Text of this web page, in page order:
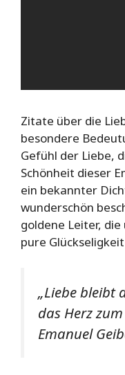
Zitate über die
besondere
Gefühl der Liebe,
Schönheit dieser
ein bekannter
wunderschön
goldene Leiter,
pure
„Liebe bleibt
das Herz
Emanuel